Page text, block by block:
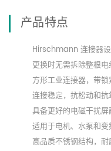
产品特点
Hirschmann 连接器
更换时无需拆除整根电
方形工业连接器，带
连接稳定，抗松动和抗
具备更好的电磁干扰
适用于电机、水泵和
高品质不锈钢结构，